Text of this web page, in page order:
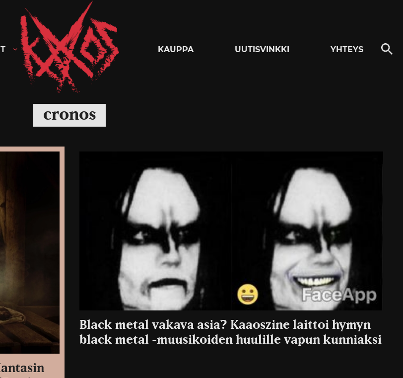
Kaaoszine KAUPPA UUTISVINKKI YHTEYS
cronos
Black metal vakava asia? Kaaoszine laittoi hymyn
black metal -muusikoiden huulille vapun kunniaksi